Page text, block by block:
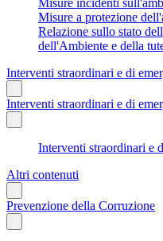
Misure a protezione
Relazione sullo stato
dell'Ambiente e della
Interventi straordinari e di
Interventi straordinari e di
Interventi straordinari e
Altri contenuti
Prevenzione della Corruzione